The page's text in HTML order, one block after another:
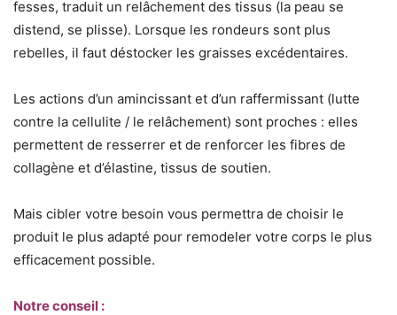
fesses, traduit un relâchement des tissus (la peau se
distend, se plisse). Lorsque les rondeurs sont plus
rebelles, il faut déstocker les graisses excédentaires.
Les actions d’un amincissant et d’un raffermissant (lutte
contre la cellulite / le relâchement) sont proches : elles
permettent de resserrer et de renforcer les fibres de
collagène et d’élastine, tissus de soutien.
Mais cibler votre besoin vous permettra de choisir le
produit le plus adapté pour remodeler votre corps le plus
efficacement possible.
Notre conseil :